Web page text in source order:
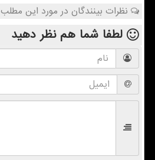
نظرات بینندگان در مورد این مطلب
لطفا شما همنظر دهید